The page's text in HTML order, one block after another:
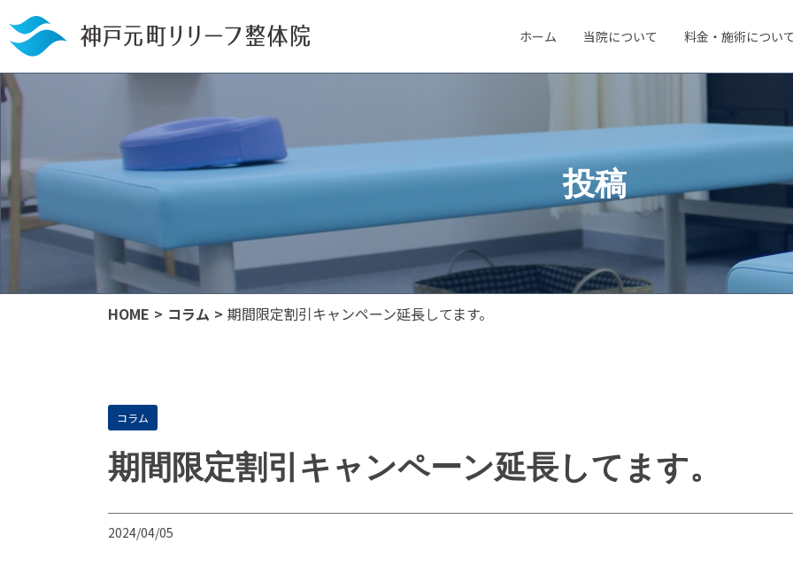
ホーム 当院について 料金・施術につい
投稿
HOME コラム 期間限定割引キャンペーン延長してます。
コラム
期間限定割引キャンペーン延長してます。
2024/04/05